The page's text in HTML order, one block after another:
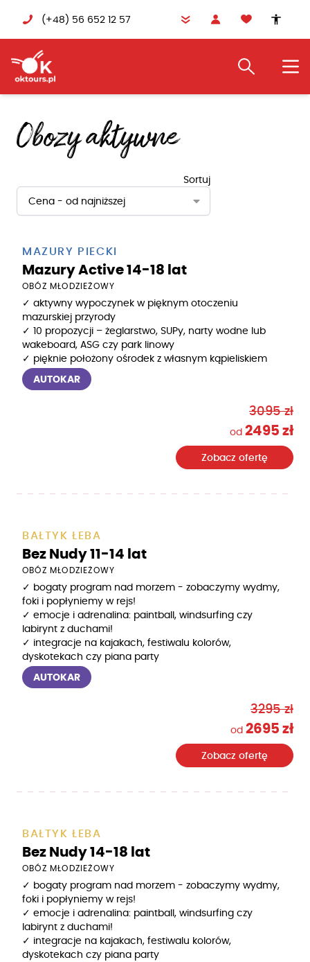
(+48) 56 652 12 57 accessibility
Obozy aktywne
Sortuj
Cena - od najniższej
MAZURY PIECKI
Mazury Active 14-18 lat
OBÓZ MŁODZIEŻOWY
✓ aktywny wypoczynek w pięknym otoczeniu
mazurskiej przyrody
✓ 10 propozycji – żeglarstwo, SUPy, narty wodne lub
wakeboard, ASG czy park linowy
✓ pięknie położony ośrodek z własnym kąpieliskiem
AUTOKAR
3095 zł
od 2495 zł
Zobacz ofertę
BAŁTYK ŁEBA
Bez Nudy 11-14 lat
OBÓZ MŁODZIEŻOWY
✓ bogaty program nad morzem - zobaczymy wydmy,
foki i popłyniemy w rejs!
✓ emocje i adrenalina: paintball, windsurfing czy
labirynt z duchami!
✓ integracje na kajakach, festiwalu kolorów,
dyskotekach czy piana party
AUTOKAR
3295 zł
od 2695 zł
Zobacz ofertę
BAŁTYK ŁEBA
Bez Nudy 14-18 lat
OBÓZ MŁODZIEŻOWY
✓ bogaty program nad morzem - zobaczymy wydmy,
foki i popłyniemy w rejs!
✓ emocje i adrenalina: paintball, windsurfing czy
labirynt z duchami!
✓ integracje na kajakach, festiwalu kolorów,
dyskotekach czy piana party